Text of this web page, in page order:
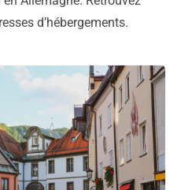
d’hébergements.